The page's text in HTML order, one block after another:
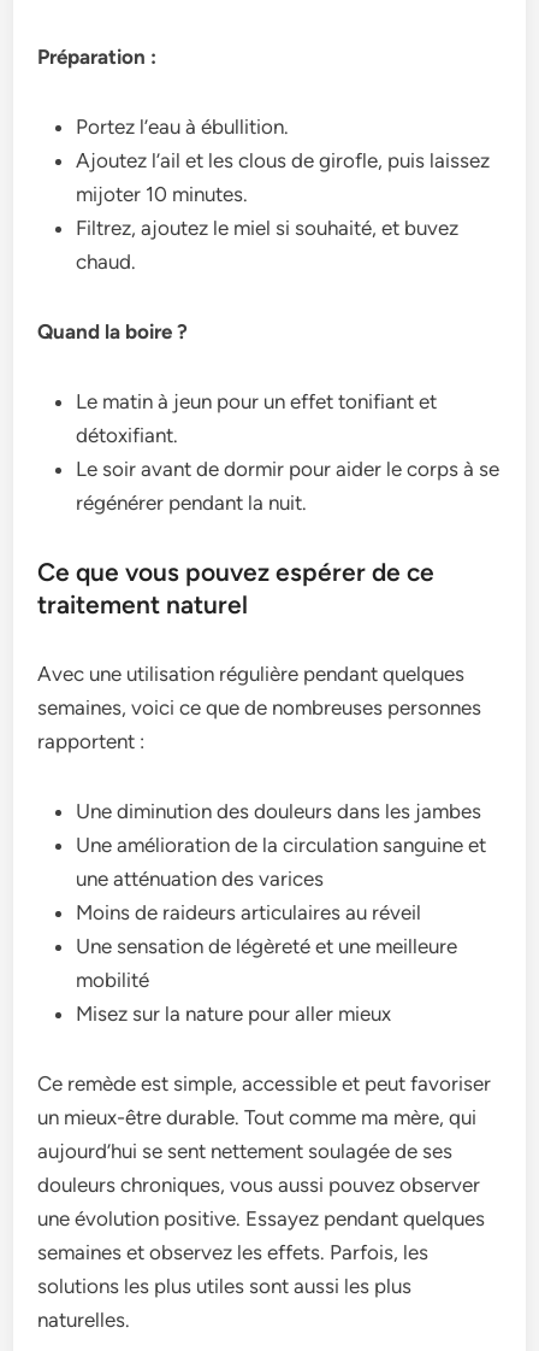
Préparation :
Portez l’eau à ébullition.
Ajoutez l’ail et les clous de girofle, puis laissez
mijoter 10 minutes.
Filtrez, ajoutez le miel si souhaité, et buvez
chaud.
Quand la boire ?
Le matin à jeun pour un effet tonifiant et
détoxifiant.
Le soir avant de dormir pour aider le corps à se
régénérer pendant la nuit.
Ce que vous pouvez espérer de ce
traitement naturel
Avec une utilisation régulière pendant quelques
semaines, voici ce que de nombreuses personnes
rapportent :
Une diminution des douleurs dans les jambes
Une amélioration de la circulation sanguine et
une atténuation des varices
Moins de raideurs articulaires au réveil
Une sensation de légèreté et une meilleure
mobilité
Misez sur la nature pour aller mieux
Ce remède est simple, accessible et peut favoriser
un mieux-être durable. Tout comme ma mère, qui
aujourd’hui se sent nettement soulagée de ses
douleurs chroniques, vous aussi pouvez observer
une évolution positive. Essayez pendant quelques
semaines et observez les effets. Parfois, les
solutions les plus utiles sont aussi les plus
naturelles.